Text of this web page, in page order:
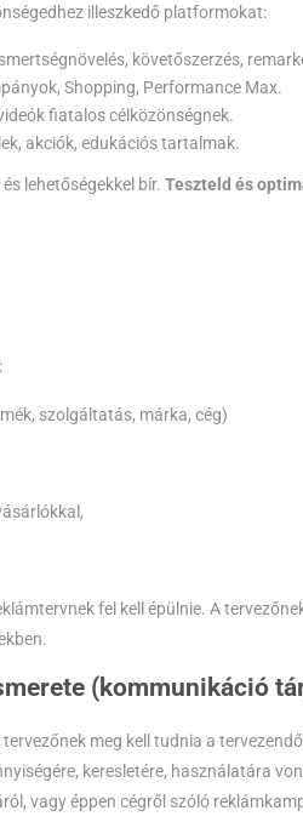
illeszkedő platformokat:
követőszerzés,
Shopping, Performance Max.
fiatalos célközönségnek.
akciók, edukációs tartalmak.
lehetőségekkel bír. Teszteld és
szolgáltatás, márka, cég)
fel kell épülnie. A
(kommunikáció
meg kell tudnia a
keresletére, használatára
vagy éppen cégről szóló